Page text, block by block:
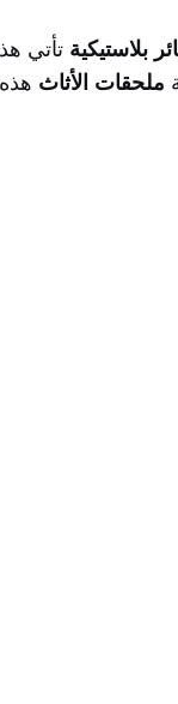
بلاستيكية تأتي
ملحقات الأثاث